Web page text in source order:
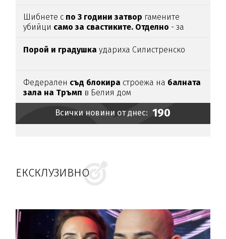
Шибнете с по 3 години затвор гамените
убийци само за свастиките. Отделно - за
Порой и градушка удариха Силистренско
Федерален съд блокира строежа на балната
зала на Тръмп в Белия дом
Всички новини от днес: 190
ЕКСКЛУЗИВНО